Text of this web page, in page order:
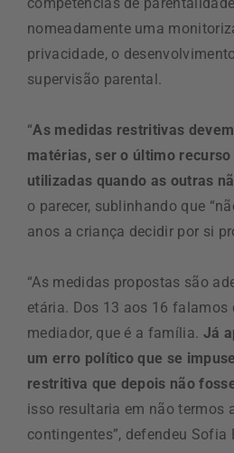
nomeadamente uma
privacidade, o
supervisão parental.
“As medidas restritivas
matérias, ser o último recurso
utilizadas quando as outras
o parecer, sublinhando que
anos a criança decidir por si
“As medidas propostas são
etária. Dos 13 aos 16 falamos
mediador, que é a família. Já
um erro político que se
restritiva que depois não
isso resultaria em não termos
contingentes”, defendeu Sofia